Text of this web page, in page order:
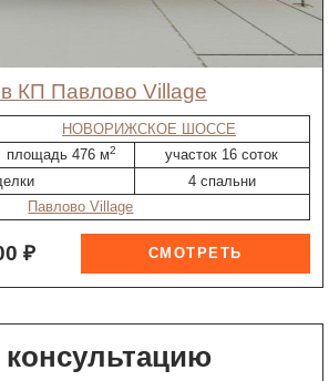
в КП Павлово Village
НОВОРИЖСКОЕ ШОССЕ
площадь 476 м2
участок 16 соток
4 спальни
Павлово Village
₽